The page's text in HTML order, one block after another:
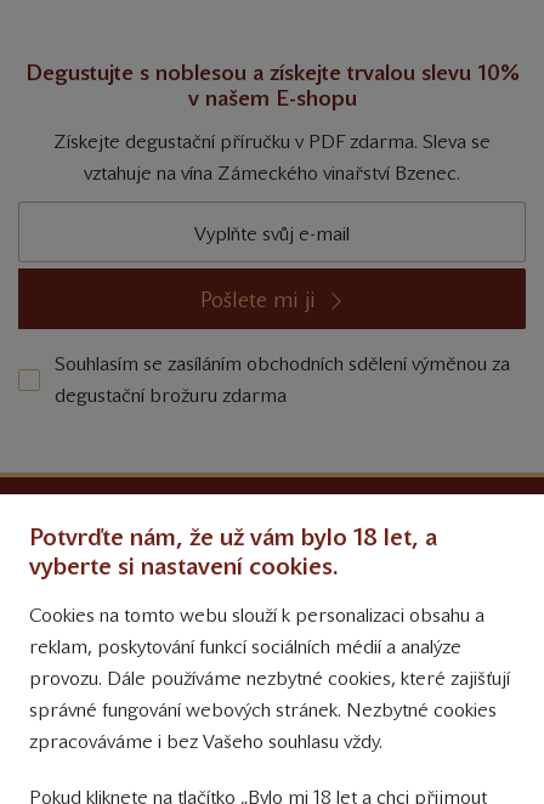
Degustujte s noblesou a získejte trvalou slevu 10%
v našem E-shopu
Získejte degustační příručku v PDF zdarma. Sleva se
vztahuje na vína Zámeckého vinařství Bzenec.
Pošlete mi ji
Souhlasím se zasíláním obchodních sdělení výměnou za
degustační brožuru zdarma
Obchodní podmínky
Přinášíme vám týdně
tipy na Facebooku
Sledujte nás
na Instagramu
Sledujte náš
Potvrďte nám, že už vám bylo 18 let, a
vyberte si nastavení cookies.
Cookies na tomto webu slouží k personalizaci obsahu a
reklam, poskytování funkcí sociálních médií a analýze
provozu. Dále používáme nezbytné cookies, které zajišťují
správné fungování webových stránek. Nezbytné cookies
zpracováváme i bez Vašeho souhlasu vždy.
Pokud kliknete na tlačítko „Bylo mi 18 let a chci přijmout